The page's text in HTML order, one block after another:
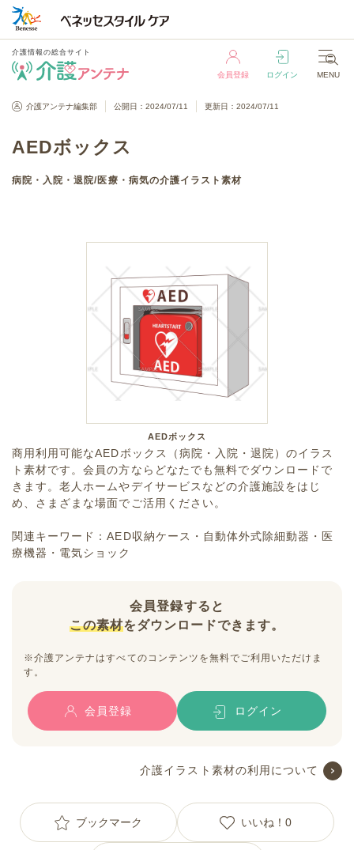
介護情報の総合サイト
会員登録 ログイン MENU
介護情報の総合サイト
介護アンテナ編集部 公開日：2024/07/11 更新日：2024/07/11
AEDボックス
病院・入院・退院/医療・病気の介護イラスト素材
AEDボックス
商用利用可能なAEDボックス（病院・入院・退院）のイラス
ト素材です。会員の方ならどなたでも無料でダウンロードで
きます。老人ホームやデイサービスなどの介護施設をはじ
め、さまざまな場面でご活用ください。
関連キーワード：AED収納ケース・自動体外式除細動器・医
療機器・電気ショック
会員登録すると
この素材をダウンロードできます。
※介護アンテナはすべてのコンテンツを無料でご利用いただけま
す。
会員登録 ログイン
介護イラスト素材の利用について
ブックマーク いいね！ 0